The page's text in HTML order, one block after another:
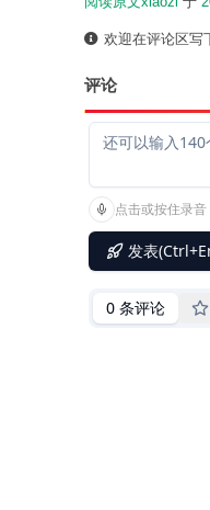
欢迎在评论区写
评论